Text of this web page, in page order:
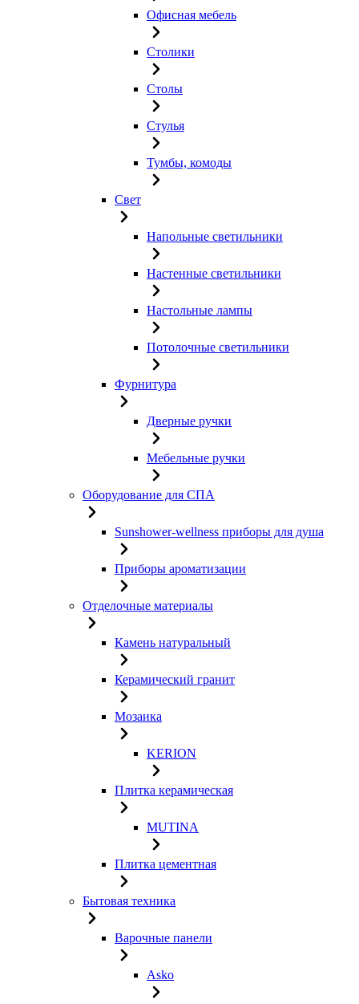
Офисная мебель
Столики
Столы
Стулья
Тумбы, комоды
Свет
Напольные светильники
Настенные светильники
Настольные лампы
Потолочные светильники
Фурнитура
Дверные ручки
Мебельные ручки
Оборудование для СПА
Sunshower-wellness приборы для душа
Приборы ароматизации
Отделочные материалы
Камень натуральный
Керамический гранит
Мозаика
KERION
Плитка керамическая
MUTINA
Плитка цементная
Бытовая техника
Варочные панели
Asko